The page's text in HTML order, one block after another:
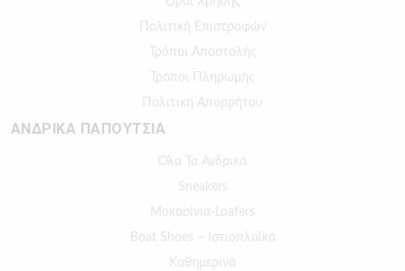
Πολιτική Επιστροφών
Τρόποι Αποστολής
Τρόποι Πληρωμής
Πολιτική Απορρήτου
ΑΝΔΡΙΚΑ ΠΑΠΟΥΤΣΙΑ
Όλα Τα Ανδρικά
Sneakers
Μοκασίνια-Loafers
Boat Shoes – Ιστιοπλοϊκά
Καθημερινά